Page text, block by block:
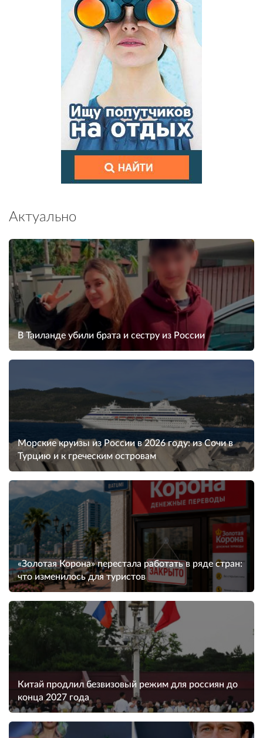
Актуально
В Таиланде убили брата и сестру из России
Морские круизы из России в 2026 году: из Сочи в
Турцию и к греческим островам
«Золотая Корона» перестала работать в ряде стран:
что изменилось для туристов
Китай продлил безвизовый режим для россиян до
конца 2027 года